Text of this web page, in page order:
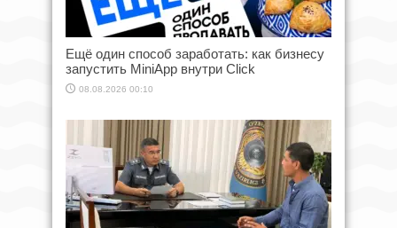
Ещё один способ заработать: как бизнесу
запустить MiniApp внутри Click
08.08.2026 00:10